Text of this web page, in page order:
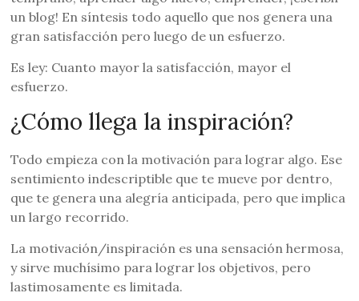
un blog! En síntesis todo aquello que nos genera una
gran satisfacción pero luego de un esfuerzo.
Es ley: Cuanto mayor la satisfacción, mayor el
esfuerzo.
¿Cómo llega la inspiración?
Todo empieza con la motivación para lograr algo. Ese
sentimiento indescriptible que te mueve por dentro,
que te genera una alegría anticipada, pero que implica
un largo recorrido.
La motivación/inspiración es una sensación hermosa,
y sirve muchísimo para lograr los objetivos, pero
lastimosamente es limitada.